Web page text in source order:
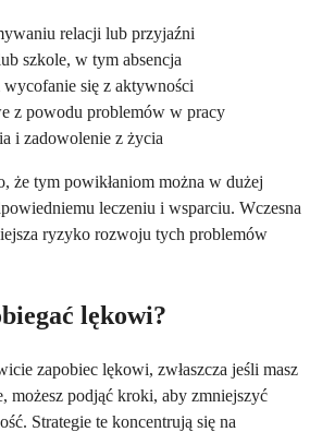
relacji lub przyjaźni
szkole, w tym absencja
wycofanie się z aktywności
z powodu problemów w pracy
i zadowolenie z życia
że tym powikłaniom można w dużej
leczeniu i wsparciu. Wczesna
ryzyko rozwoju tych problemów
lękowi?
zapobiec lękowi, zwłaszcza jeśli masz
możesz podjąć kroki, aby zmniejszyć
Strategie te koncentrują się na